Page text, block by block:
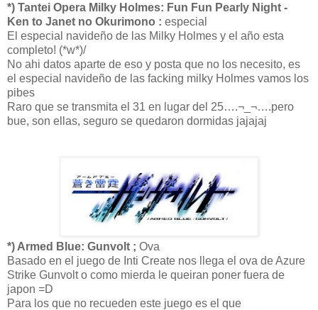
*) Tantei Opera Milky Holmes: Fun Fun Pearly Night -
Ken to Janet no Okurimono : especial
El especial navideño de las Milky Holmes y el año esta
completo! (*w*)/
No ahi datos aparte de eso y posta que no los necesito, es
el especial navideño de las facking milky Holmes vamos los
pibes
Raro que se transmita el 31 en lugar del 25….¬_¬….pero
bue, son ellas, seguro se quedaron dormidas jajajaj
*) Armed Blue: Gunvolt ; Ova
Basado en el juego de Inti Create nos llega el ova de Azure
Strike Gunvolt o como mierda le queiran poner fuera de
japon =D
Para los que no recueden este juego es el que